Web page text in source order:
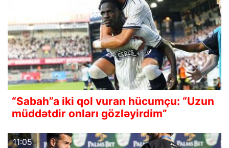
“Sabah”a iki qol vuran hücumçu: “Uzun
müddətdir onları gözləyirdim”
11:05